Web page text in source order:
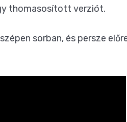
thomasosított verziót.
sorban, és persze